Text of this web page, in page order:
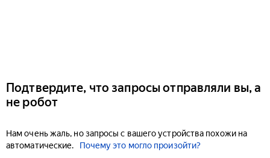
Подтвердите, что запросы отправляли вы, а
не робот
Нам очень жаль, но запросы с вашего устройства похожи на
автоматические.
Почему это могло произойти?